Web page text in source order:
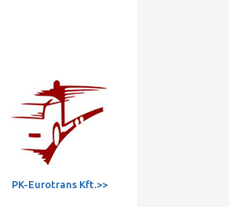
PK-Eurotrans Kft.>>